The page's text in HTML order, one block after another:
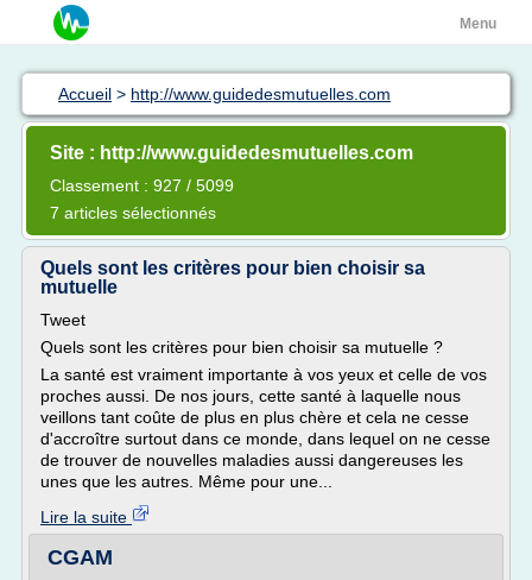
Menu
Accueil > http://www.guidedesmutuelles.com
Site : http://www.guidedesmutuelles.com
Classement : 927 / 5099
7 articles sélectionnés
Quels sont les critères pour bien choisir sa
mutuelle
Tweet
Quels sont les critères pour bien choisir sa mutuelle ?
La santé est vraiment importante à vos yeux et celle de vos
proches aussi. De nos jours, cette santé à laquelle nous
veillons tant coûte de plus en plus chère et cela ne cesse
d'accroître surtout dans ce monde, dans lequel on ne cesse
de trouver de nouvelles maladies aussi dangereuses les
unes que les autres. Même pour une...
Lire la suite
CGAM